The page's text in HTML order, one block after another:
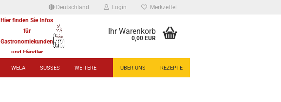
Deutschland Login Merkzettel
Hier finden Sie Infos
für
Gastronomiekunden
und Händler
Ihr Warenkorb
0,00 EUR
WELA SÜSSES ÜBER UNS REZEPTE
WEITERE